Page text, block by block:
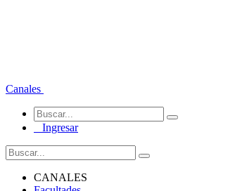
Canales
Ingresar
CANALES